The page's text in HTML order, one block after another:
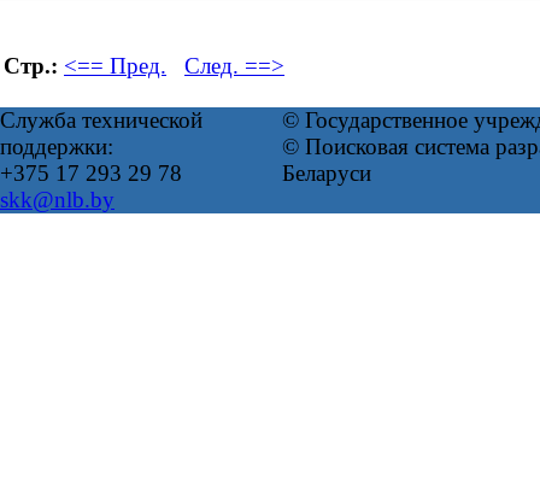
Стр.: <== Пред. След. ==>
Служба технической
поддержки:
+375 17 293 29 78
skk@nlb.by
© Государственное
© Поисковая система
Беларуси